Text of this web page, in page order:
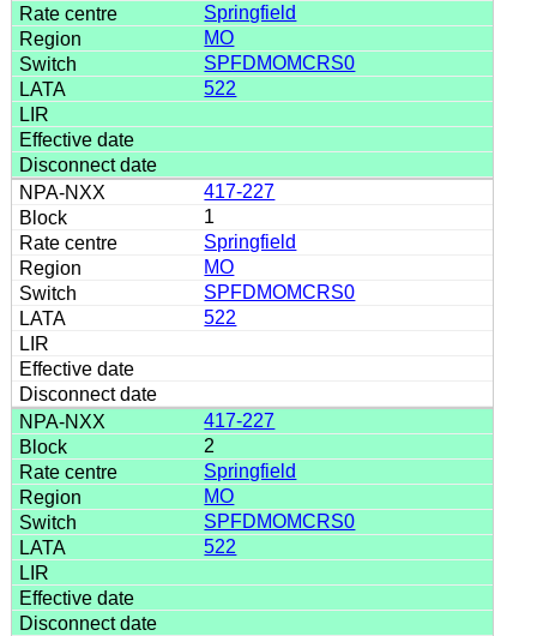
Springfield
MO
SPFDMOMCRS0
522
417-227
1
Springfield
MO
SPFDMOMCRS0
522
417-227
2
Springfield
MO
SPFDMOMCRS0
522